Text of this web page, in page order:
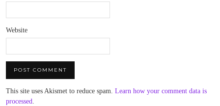
Website
This site uses Akismet to reduce spam. Learn how your comment data is
processed.